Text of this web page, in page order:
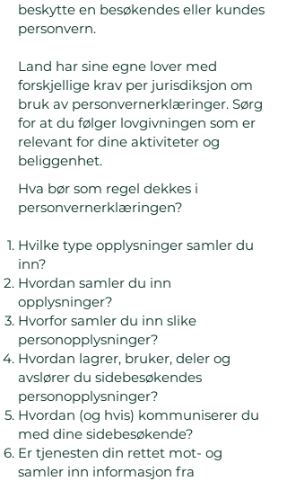
beskytte en besøkendes eller kundes
personvern.
Land har sine egne lover med
forskjellige krav per jurisdiksjon om
bruk av personvernerklæringer. Sørg
for at du følger lovgivningen som er
relevant for dine aktiviteter og
beliggenhet.
Hva bør som regel dekkes i
personvernerklæringen?
Hvilke type opplysninger samler du
inn?
Hvordan samler du inn
opplysninger?
Hvorfor samler du inn slike
personopplysninger?
Hvordan lagrer, bruker, deler og
avslører du sidebesøkendes
personopplysninger?
Hvordan (og hvis) kommuniserer du
med dine sidebesøkende?
Er tjenesten din rettet mot- og
samler inn informasjon fra